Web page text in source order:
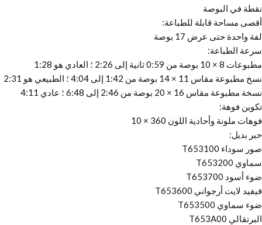
نقطة في البوصة
أقصى مساحة قابلة للطباعة:
لفة واحدة حتى عرض 17 بوصة
سرعة الطباعة:
مطبوعات 8 × 10 بوصة من 0:59 ثانية إلى 2:26 ؛ العادي هو 1:28
نسخ مطبوعة مقاس 11 × 14 بوصة من 1:42 إلى 4:04 ؛ الطبيعي هو 2:31
نسخة مطبوعة مقاس 16 × 20 بوصة من 2:46 إلى 6:48 ؛ عادي 4:11
تكوين فوهة:
فوهات ملونة وأحادية اللون 360 × 10
حبر بديل:
صور سوداء T653100
سماوي T653200
ضوء أسود T653700
فيفيد لايت أرجواني T653600
ضوء سماوي T653500
البرتقالي T653A00